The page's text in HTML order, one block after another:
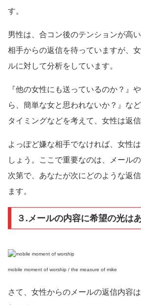
す。
男性は、合コン後のテンションが高
相手からの返信を待っていますが、
ルに対して分析をしています。
『他の女性にも送っているのか？』
ら、簡単な女と思われないか？』な
タイミングなどを考えて、女性は返信
よっぽど嫌な相手でなければ、女性
しょう。ここで重要なのは、メール
次第で、あなたが次にどのような返
ます。
３.メールの内容に希望の光は
mobile moment of worship / the measure of mike
さて、女性からのメールの返信内容